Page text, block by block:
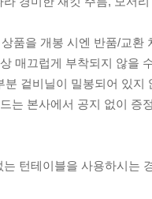
품을 개봉 시엔 반품/교환
매끄럽게 부착되지 않을
분 겉비닐이 밀봉되어 있지
는 본사에서 공지 없이 증
턴테이블을 사용하시는